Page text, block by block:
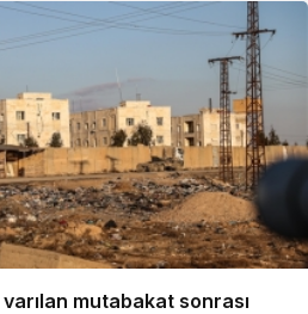
mutabakat sonrası